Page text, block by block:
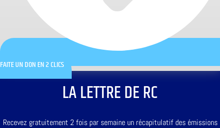
FAITE UN DON EN 2 CLICS
LA LETTRE DE RC
Recevez gratuitement 2 fois par semaine un récapitulatif des émissions